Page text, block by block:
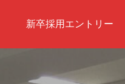
新卒採用エントリー